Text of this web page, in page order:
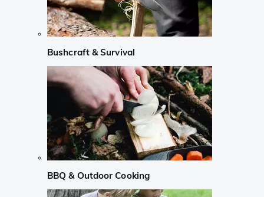
Bushcraft & Survival
BBQ & Outdoor Cooking